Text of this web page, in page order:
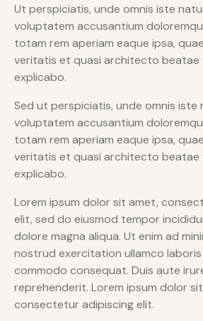
Ut perspiciatis, unde omnis iste
voluptatem accusantium
totam rem aperiam eaque ipsa,
veritatis et quasi architecto beatae
explicabo.
Sed ut perspiciatis, unde omnis iste
voluptatem accusantium
totam rem aperiam eaque ipsa,
veritatis et quasi architecto beatae
explicabo.
Lorem ipsum dolor sit amet,
elit, sed do eiusmod tempor
dolore magna aliqua. Ut enim ad
nostrud exercitation ullamco laboris
commodo consequat. Duis aute
reprehenderit. Lorem ipsum dolor
consectetur adipiscing elit.